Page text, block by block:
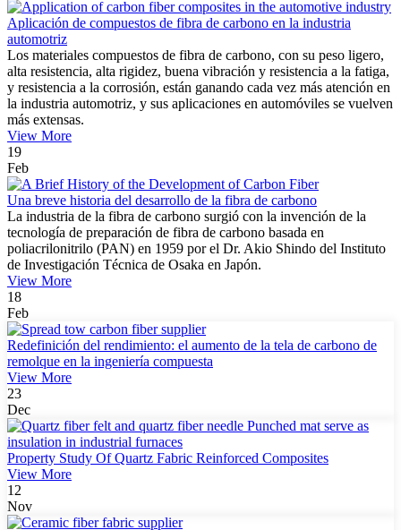
Aplicación de compuestos de fibra de carbono en la industria
automotriz
Los materiales compuestos de fibra de carbono, con su peso ligero,
alta resistencia, alta rigidez, buena vibración y resistencia a la fatiga,
y resistencia a la corrosión, están ganando cada vez más atención en
la industria automotriz, y sus aplicaciones en automóviles se vuelven
más extensas.
View More
19
Feb
Una breve historia del desarrollo de la fibra de carbono
La industria de la fibra de carbono surgió con la invención de la
tecnología de preparación de fibra de carbono basada en
poliacrilonitrilo (PAN) en 1959 por el Dr. Akio Shindo del Instituto
de Investigación Técnica de Osaka en Japón.
View More
18
Feb
Redefinición del rendimiento: el aumento de la tela de carbono de
remolque en la ingeniería compuesta
View More
23
Dec
Property Study Of Quartz Fabric Reinforced Composites
View More
12
Nov